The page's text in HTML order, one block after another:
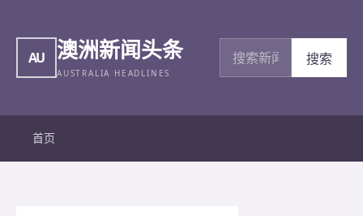
AU 澳洲新闻头条
AUSTRALIA HEADLINES
搜索新闻
搜索
首页